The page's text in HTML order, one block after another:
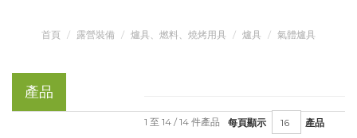
首頁 露營裝備 爐具、燃料、燒烤用具 爐具 氣體爐具
產品
每頁顯示 產品
1 至 14 / 14 件產品